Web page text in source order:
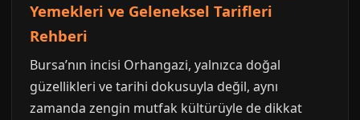
Yemekleri ve Geleneksel Tarifleri
Rehberi
Bursa’nın incisi Orhangazi, yalnızca doğal
güzellikleri ve tarihi dokusuyla değil, aynı
zamanda zengin mutfak kültürüyle de dikkat